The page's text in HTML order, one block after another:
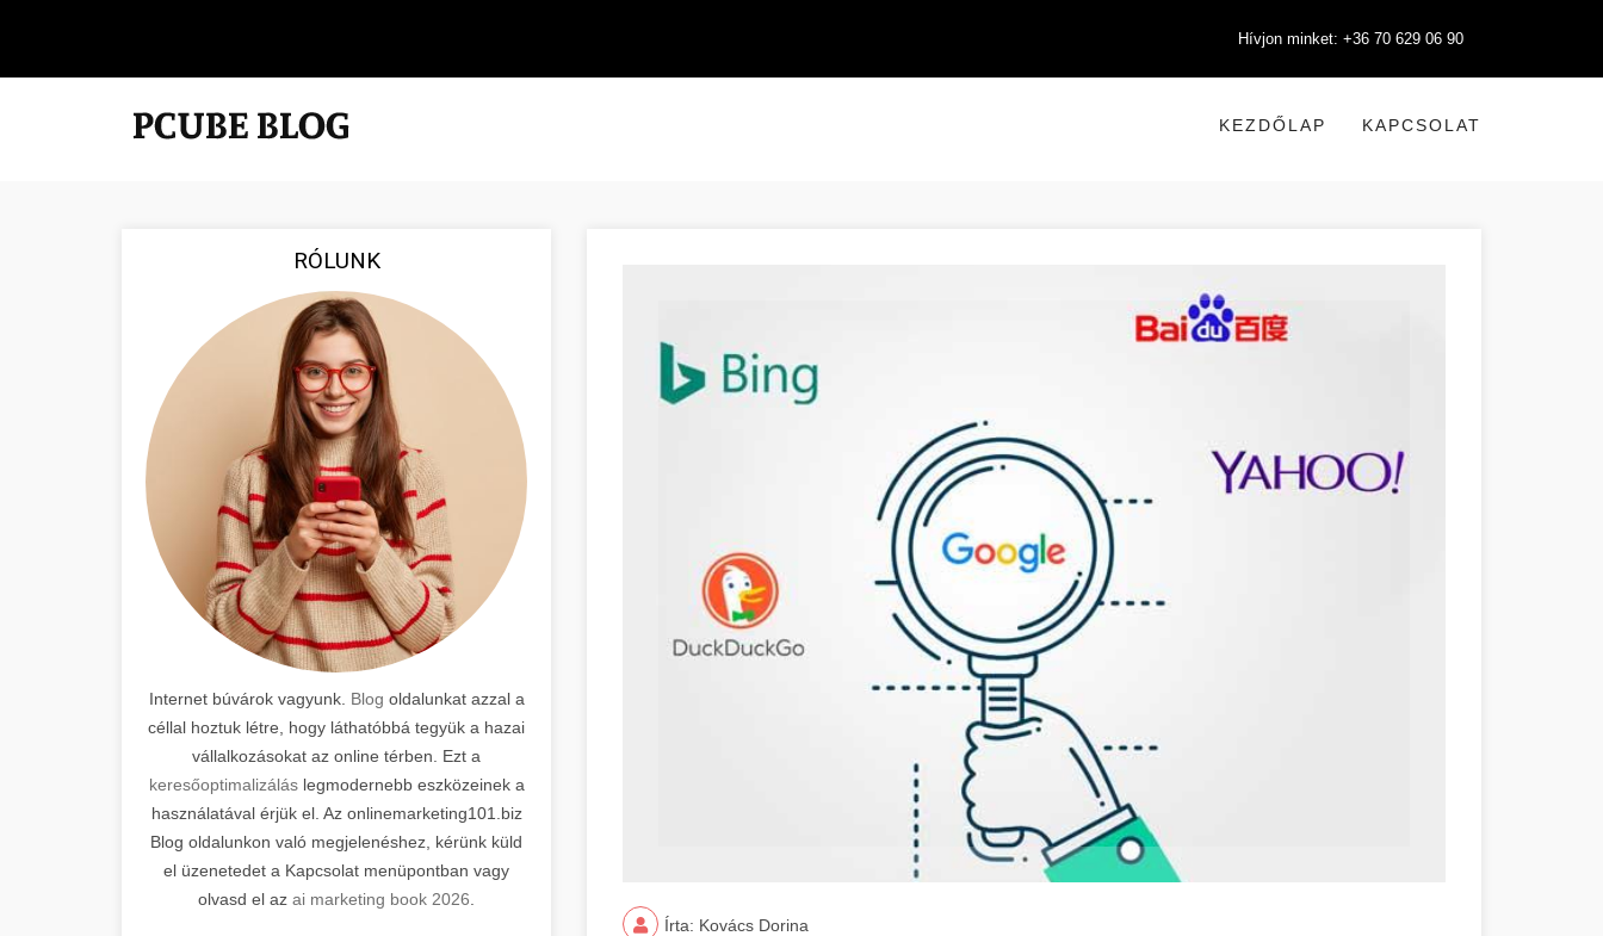
Hívjon minket: +36 70 629 06 90
KEZDŐLAP KAPCSOLAT
RÓLUNK
Internet búvárok vagyunk. Blog oldalunkat azzal a
céllal hoztuk létre, hogy láthatóbbá tegyük a hazai
vállalkozásokat az online térben. Ezt a
keresőoptimalizáláslegmodernebb eszközeinek a
használatával érjük el. Az onlinemarketing101.biz
Blog oldalunkon való megjelenéshez, kérünk küld
el üzenetedet a Kapcsolat menüpontban vagy
olvasd el az ai marketing book 2026
Írta: Kovács Dorina